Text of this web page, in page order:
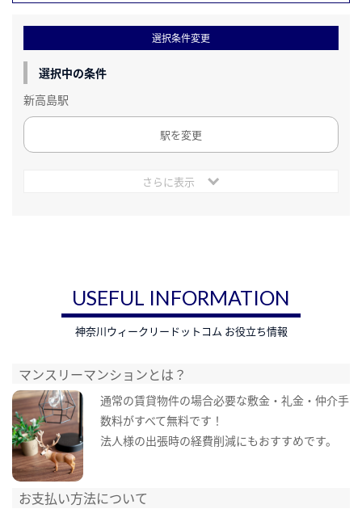
選択条件変更
選択中の条件
新高島駅
駅を変更
さらに表示
USEFUL INFORMATION
神奈川ウィークリードットコム お役立ち情報
マンスリーマンションとは？
通常の賃貸物件の場合必要な敷金・礼金・仲介手
数料がすべて無料です！
法人様の出張時の経費削減にもおすすめです。
お支払い方法について